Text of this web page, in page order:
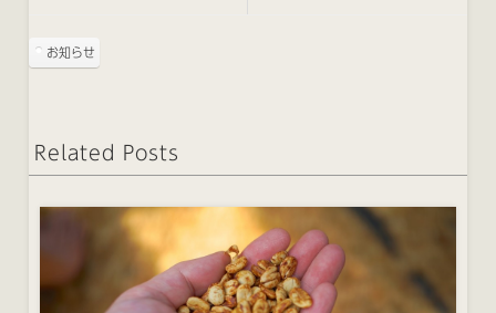
お知らせ
Related Posts